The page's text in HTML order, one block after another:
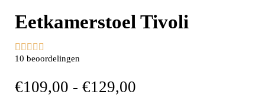
Eetkamerstoel Tivoli
    
10 beoordelingen
€109,00 - €129,00